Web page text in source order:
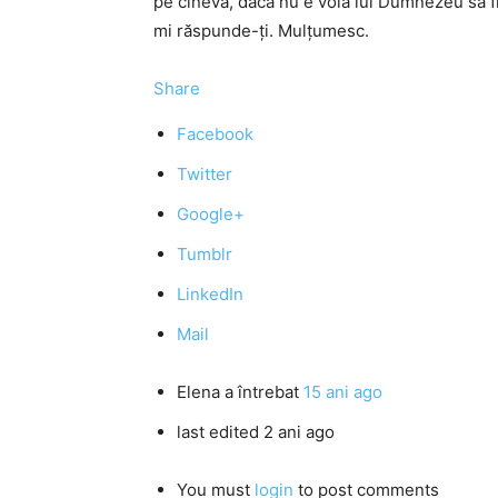
mi răspunde-ţi. Mulţumesc.
Share
Facebook
Twitter
Google+
Tumblr
LinkedIn
Mail
Elena a întrebat 15 ani ago
last edited 2 ani ago
You must login to post comments